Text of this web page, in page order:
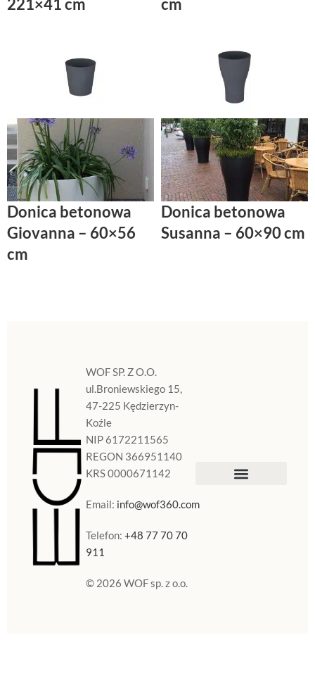
221×41 cm
cm
Donica betonowa
Giovanna – 60×56
cm
Donica betonowa
Susanna – 60×90 cm
WOF SP. Z O.O.
ul.Broniewskiego 15,
47-225 Kędzierzyn-
Koźle
NIP 6172211565
REGON 366951140
KRS 0000671142
Email: info@wof360.com
Telefon:+48 77 70 70
911
© 2026 WOF sp. z o.o.